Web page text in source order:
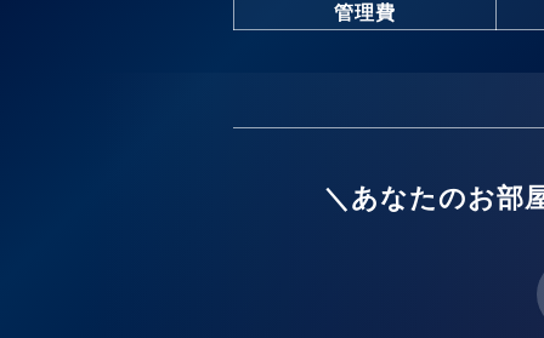
管理費
＼あなたのお部